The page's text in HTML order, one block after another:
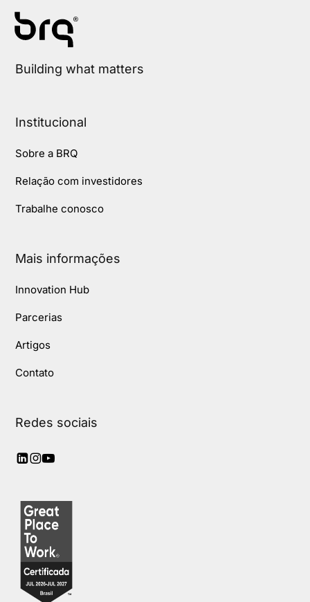
Building what matters
Institucional
Sobre a BRQ
Relação com investidores
Trabalhe conosco
Mais informações
Innovation Hub
Parcerias
Artigos
Contato
Redes sociais